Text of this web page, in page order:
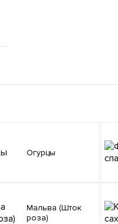
Огурцы
Мальва (Шток
роза)